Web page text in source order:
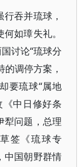
吞并琉球，
如璋失礼。
讨论“琉球分
调停方案，
要琉球“属地
中日修好条
犁问题，总理
签《琉球专
中国朝野群情